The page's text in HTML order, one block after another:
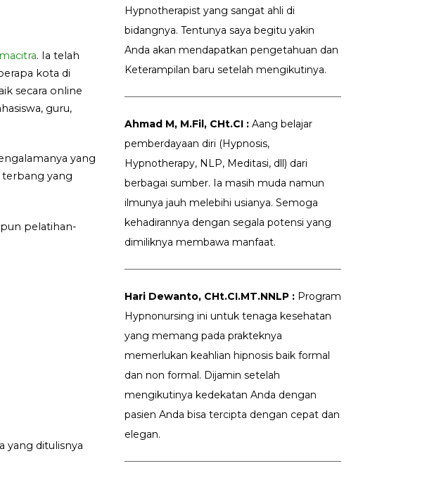
. Ia telah
kota di
secara online
guru,
yang
yang
pelatihan-
yang ditulisnya
Hypnotherapist yang sangat ahli di
bidangnya. Tentunya saya begitu yakin
Anda akan mendapatkan pengetahuan dan
Keterampilan baru setelah mengikutinya.
Ahmad M, M.Fil, CHt.CI : Aang belajar
pemberdayaan diri (Hypnosis,
Hypnotherapy, NLP, Meditasi, dll) dari
berbagai sumber. Ia masih muda namun
ilmunya jauh melebihi usianya. Semoga
kehadirannya dengan segala potensi yang
dimiliknya membawa manfaat.
Hari Dewanto, CHt.CI.MT.NNLP : Program
Hypnonursing ini untuk tenaga kesehatan
yang memang pada prakteknya
memerlukan keahlian hipnosis baik formal
dan non formal. Dijamin setelah
mengikutinya kedekatan Anda dengan
pasien Anda bisa tercipta dengan cepat dan
elegan.